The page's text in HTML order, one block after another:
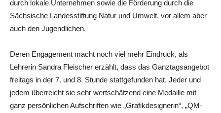
durch lokale Unternehmen sowie die Förderung durch die
Sächsische Landesstiftung Natur und Umwelt, vor allem aber
auch den Jugendlichen.
Deren Engagement macht noch viel mehr Eindruck, als
Lehrerin Sandra Fleischer erzählt, dass das Ganztagsangebot
freitags in der 7. und 8. Stunde stattgefunden hat. Jeder und
jedem überreicht sie sehr wertschätzend eine Medaille mit
ganz persönlichen Aufschriften wie „Grafikdesignerin“, „QM-